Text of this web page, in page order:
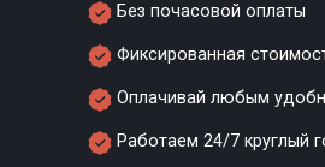
Без почасовой оплаты
Фиксированная
Оплачивай любым
Работаем 24/7 круглый